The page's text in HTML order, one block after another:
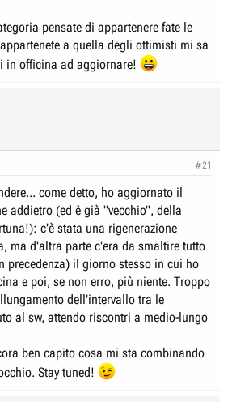
pensate di appartenere fate le
a quella degli ottimisti mi sa
in officina ad aggiornare!
#21
come detto, ho aggiornato il
addietro (ed è già "vecchio", della
c'è stata una rigenerazione
ma d'altra parte c'era da smaltire tutto
precedenza) il giorno stesso in cui ho
e poi, se non erro, più niente. Troppo
dell'intervallo tra le
al sw, attendo riscontri a medio-lungo
ben capito cosa mi sta combinando
Stay tuned!